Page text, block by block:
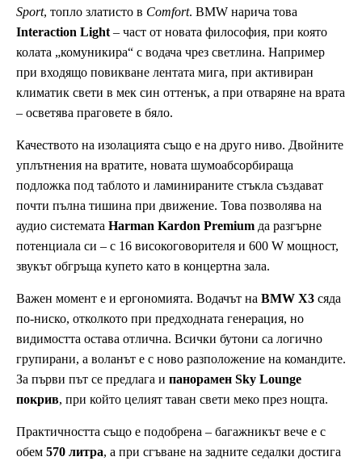
Sport, топло златисто в Comfort. BMW нарича това
Interaction Light – част от новата философия, при която
колата „комуникира“ с водача чрез светлина. Например
при входящо повикване лентата мига, при активиран
климатик свети в мек син оттенък, а при отваряне на врата
– осветява праговете в бяло.
Качеството на изолацията също е на друго ниво. Двойните
уплътнения на вратите, новата шумоабсорбираща
подложка под таблото и ламинираните стъкла създават
почти пълна тишина при движение. Това позволява на
аудио системата Harman Kardon Premium да разгърне
потенциала си – с 16 високоговорителя и 600 W мощност,
звукът обгръща купето като в концертна зала.
Важен момент е и ергономията. Водачът на BMW X3 сяда
по-ниско, отколкото при предходната генерация, но
видимостта остава отлична. Всички бутони са логично
групирани, а воланът е с ново разположение на командите.
За първи път се предлага и панорамен Sky Lounge
покрив, при който целият таван свети меко през нощта.
Практичността също е подобрена – багажникът вече е с
обем 570 литра, а при сгъване на задните седалки достига